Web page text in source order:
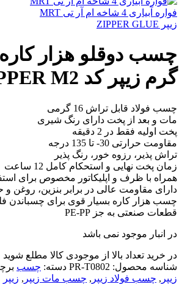
فواره آبیاری 4 شاخه ام آر تی MRT
زیپر ZIPPER GLUE
گرم زیپر کد ZIPPER M2
چسب فولاد قابل تراش 16 گرمی
مات و بعد از پخت دارای رنگ شیری
پخت اولیه فقط در 2 دقیقه
مقاومت حرارتی 30- تا 135 درجه
تراش پذیر، رزوه خور، رنگ پذیر
زمان پخت نهایی و استحکام کامل 12 ساعت
همراه با ظرف و اپلیکاتور مخصوص برای
دارای مقاومت عالی در برابر بنزین، روغن و
چسب هزار کاره بسیار قوی برای چسباندن
قطعات صنعتی به جز PE-PP
در انبار موجود نمی باشد
در خرید تعداد بالا از موجودی کالا مطلع شوید
شناسه محصول: PR-T0802 دسته: چسب
زیپر , چسب فولاد زیپر , چسب مات زیپر , زیپر